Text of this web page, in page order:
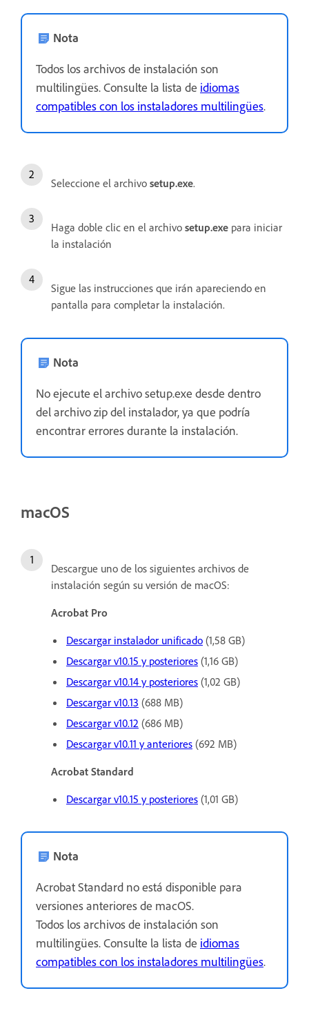
Nota
Todos los archivos de instalación son
multilingües. Consulte la lista de idiomas
compatibles con los instaladores multilingües.
Seleccione el archivo setup.exe.
Haga doble clic en el archivo setup.exe para iniciar
la instalación
Sigue las instrucciones que irán apareciendo en
pantalla para completar la instalación.
Nota
No ejecute el archivo setup.exe desde dentro
del archivo zip del instalador, ya que podría
encontrar errores durante la instalación.
macOS
Descargue uno de los siguientes archivos de
instalación según su versión de macOS:
Acrobat Pro
Descargar instalador unificado (1,58 GB)
Descargar v10.15 y posteriores (1,16 GB)
Descargar v10.14 y posteriores (1,02 GB)
Descargar v10.13 (688 MB)
Descargar v10.12 (686 MB)
Descargar v10.11 y anteriores (692 MB)
Acrobat Standard
Descargar v10.15 y posteriores (1,01 GB)
Nota
Acrobat Standard no está disponible para
versiones anteriores de macOS.
Todos los archivos de instalación son
multilingües. Consulte la lista de idiomas
compatibles con los instaladores multilingües.